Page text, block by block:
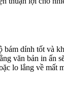
bám dính tốt và
văn bản in ấn
lo lắng về mất